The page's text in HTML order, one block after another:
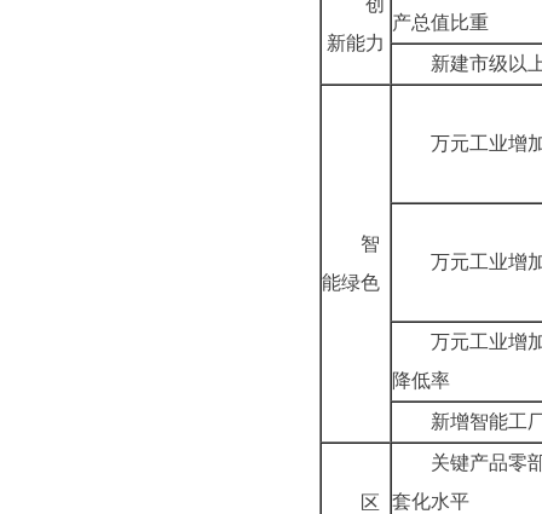
创
新能力
产总值比重
新建市级以
智
能绿色
万元工业增
万元工业增
万元工业增
降低率
新增智能工
区
关键产品零
套化水平